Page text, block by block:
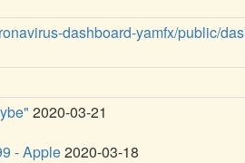
dashboard-yamfx/public/
2020-03-21
- Apple2020-03-18